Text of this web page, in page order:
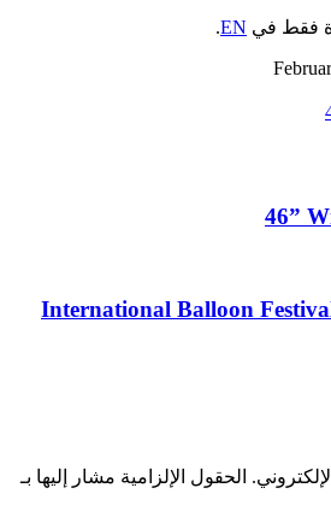
فقط في EN
.
International Balloon
الحقول الإلزامية مشار إليها بـ